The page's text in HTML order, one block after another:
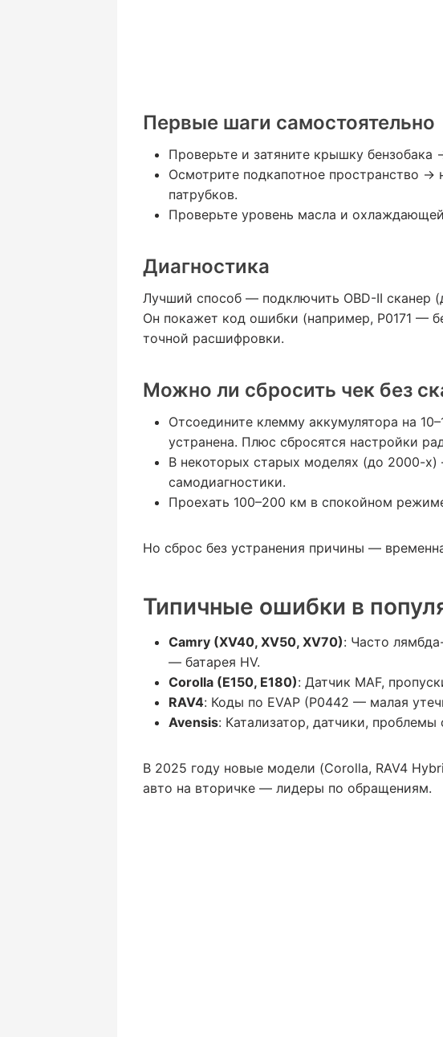
Первые шаги самостоятельно
Проверьте и затяните крышку
Осмотрите подкапотное пространство
патрубков.
Проверьте уровень масла и
Диагностика
Лучший способ — подключить OBD-II сканер
Он покажет код ошибки (например, P0171 —
точной расшифровки.
Можно ли сбросить чек без
Отсоедините клемму аккумулятора на
устранена. Плюс сбросятся настройки
В некоторых старых моделях (до 2000-х)
самодиагностики.
Проехать 100–200 км в спокойном
Но сброс без устранения причины —
Типичные ошибки в
Camry (XV40, XV50, XV70): Часто
— батарея HV.
Corolla (E150, E180): Датчик MAF,
RAV4: Коды по EVAP (P0442 — малая
Avensis: Катализатор, датчики,
В 2025 году новые модели (Corolla, RAV4
авто на вторичке — лидеры по обращениям.